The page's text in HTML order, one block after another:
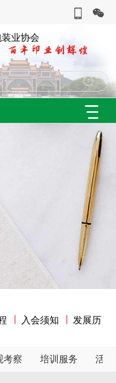
业协会
入会须知
发展历
考察 培训服务 活